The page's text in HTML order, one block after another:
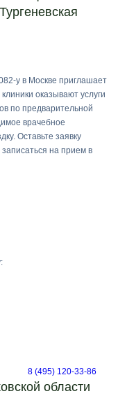
у в Москве приглашает
оказывают услуги
по предварительной
врачебное
Оставьте заявку
на прием в
8 (495) 120-33-86
области